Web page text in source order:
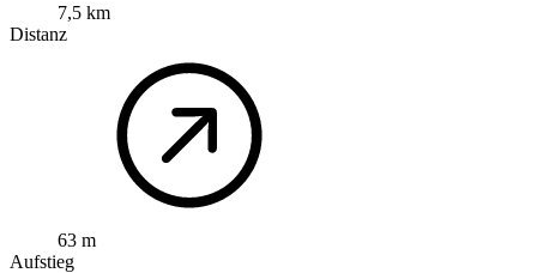
7,5 km
Distanz
63 m
Aufstieg